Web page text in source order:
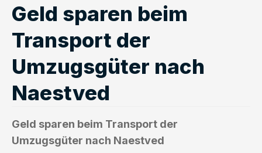
Geld sparen beim
Transport der
Umzugsgüter nach
Naestved
Geld sparen beim Transport der
Umzugsgüter nach Naestved